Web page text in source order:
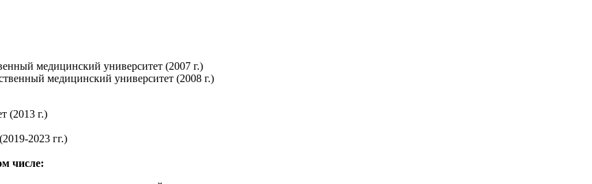
медицинский университет (2007 г.)
медицинский университет (2008 г.)
(2013 г.)
2023 гг.)
числе: